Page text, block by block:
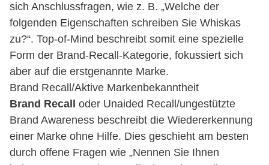
sich Anschlussfragen, wie z. B. „Welche der
folgenden Eigenschaften schreiben Sie Whiskas
zu?“. Top-of-Mind beschreibt somit eine spezielle
Form der Brand-Recall-Kategorie, fokussiert sich
aber auf die erstgenannte Marke.
Brand Recall/Aktive Markenbekanntheit
Brand Recall
oder Unaided Recall/ungestützte
Brand Awareness beschreibt die Wiedererkennung
einer Marke ohne Hilfe. Dies geschieht am besten
durch offene Fragen wie „Nennen Sie Ihnen